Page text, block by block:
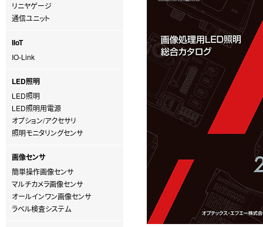
リニヤゲージ
通信ユニット
IIoT
IO-Link
LED照明
LED照明
LED照明用電源
オプション/アクセサリ
照明モニタリングセンサ
画像センサ
簡単操作画像センサ
マルチカメラ画像センサ
オールインワン画像センサ
ラベル検査システム